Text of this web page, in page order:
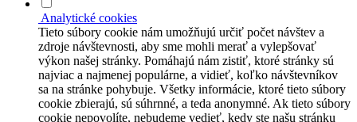
Analytické cookies
Tieto súbory cookie nám umožňujú určiť počet návštev a
zdroje návštevnosti, aby sme mohli merať a vylepšovať
výkon našej stránky. Pomáhajú nám zistiť, ktoré stránky sú
najviac a najmenej populárne, a vidieť, koľko návštevníkov
sa na stránke pohybuje. Všetky informácie, ktoré tieto súbory
cookie zbierajú, sú súhrnné, a teda anonymné. Ak tieto súbory
cookie nepovolíte, nebudeme vedieť, kedy ste našu stránku